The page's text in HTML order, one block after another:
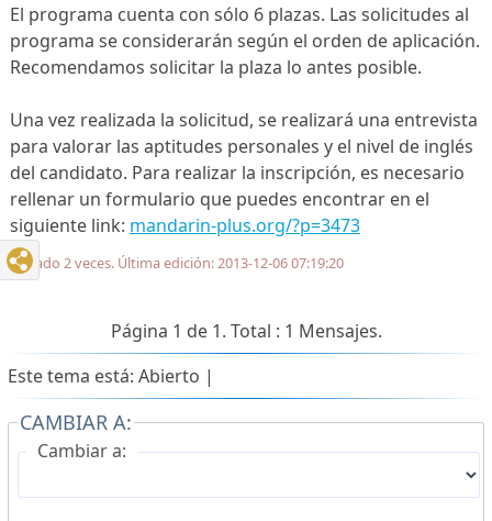
El programa cuenta con sólo 6 plazas. Las solicitudes al
programa se considerarán según el orden de aplicación.
Recomendamos solicitar la plaza lo antes posible.
Una vez realizada la solicitud, se realizará una entrevista
para valorar las aptitudes personales y el nivel de inglés
del candidato. Para realizar la inscripción, es necesario
rellenar un formulario que puedes encontrar en el
siguiente link: mandarin-plus.org/?p=3473
Editado 2 veces. Última edición: 2013-12-06 07:19:20
Página 1 de 1. Total : 1 Mensajes.
Este tema está: Abierto |
CAMBIAR A:
Cambiar a: